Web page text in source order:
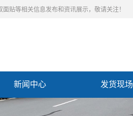
贴等相关信息发布和资讯展示，敬请关注！
新闻中心 发货现场